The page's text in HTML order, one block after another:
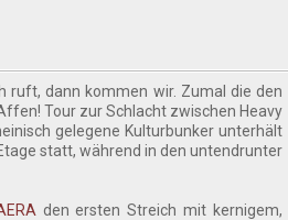
ruft, dann kommen wir. Zumal die den
Tour zur Schlacht zwischen Heavy
gelegene Kulturbunker unterhält
statt, während in den untendrunter
den ersten Streich mit kernigem,